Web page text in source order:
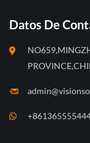
Datos De